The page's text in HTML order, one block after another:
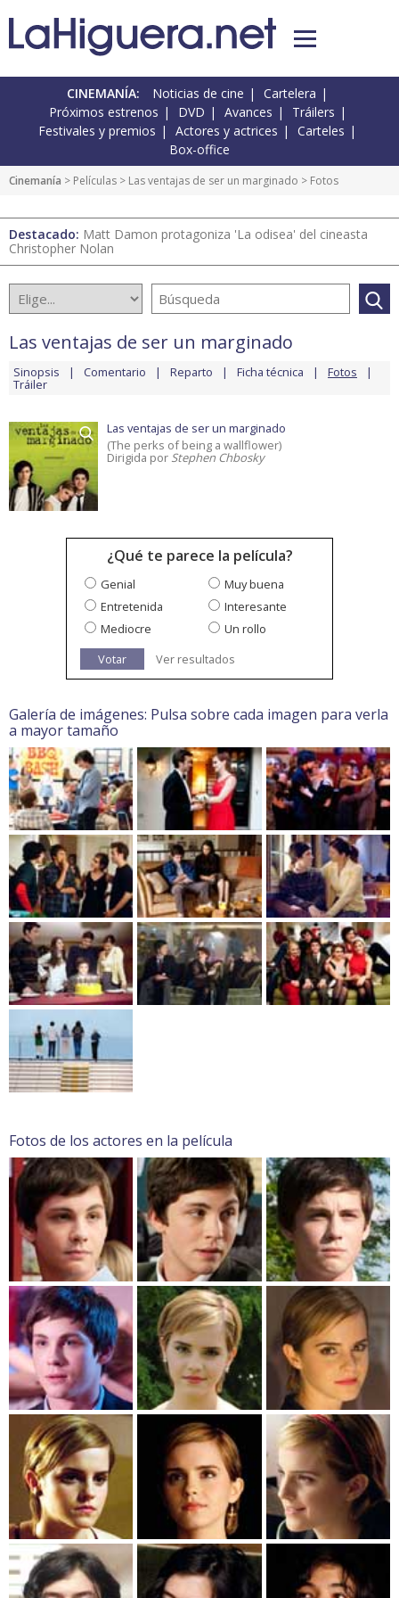
CINEMANÍA: Noticias de cine
Cartelera
Próximos estrenos
DVD Avances
Tráilers
Festivales y premios
Actores y actrices
Carteles
Box-office
Cinemanía > Películas > Las ventajas de ser un marginado > Fotos
Destacado: Matt Damon protagoniza 'La odisea' del cineasta
Christopher Nolan
Las ventajas de ser un marginado
Sinopsis Comentario Reparto Ficha técnica Fotos
Tráiler
Las ventajas de ser un marginado
(The perks of being a wallflower)
Dirigida por Stephen Chbosky
¿Qué te parece la película?
Genial
Muy buena
Entretenida
Interesante
Mediocre
Un rollo
Votar
Ver resultados
Galería de imágenes: Pulsa sobre cada imagen para verla
a mayor tamaño
Fotos de los actores en la película